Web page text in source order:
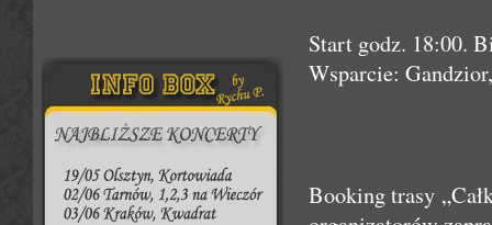
Start godz. 18:00.
Wsparcie:
Booking trasy